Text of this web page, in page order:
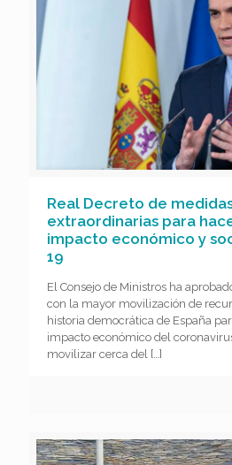
Real Decreto de
extraordinarias para
impacto económico y
19
El Consejo de Ministros ha
con la mayor movilización de
historia democrática de España
impacto económico del
movilizar cerca del […]